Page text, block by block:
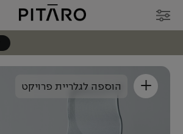
+ הוספה לגלריית פרויקט